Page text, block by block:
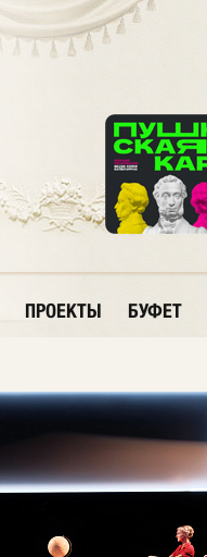
ПРОЕКТЫ БУФЕТ